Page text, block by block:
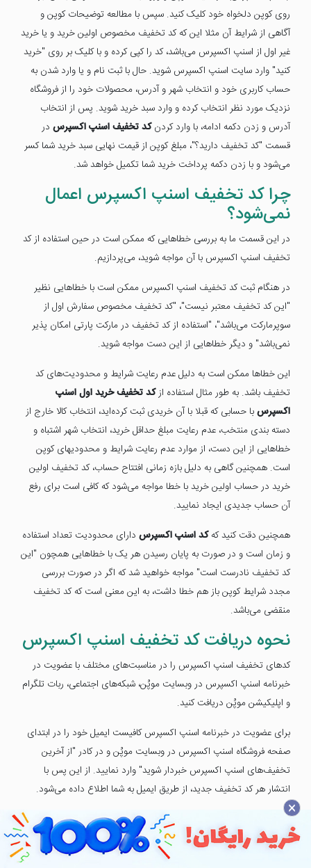
روی کوپن دلخواه خود کلیک کنید. سپس با مطالعه توضیحات کوپن و
آگاهی از شرایط آن مثلا این که کد تخفیف مخصوص اولین خرید و یا خرید
غیر اول از اسنپ اکسپرس می‌باشد، کد را کپی کرده و با کلیک بر روی "خرید
کنید" وارد سایت اسنپ اکسپرس شوید. حال با ثبت نام و یا وارد شدن به
حساب کاربری خود و انتخاب شهر و آدرس، محصولات خود را از فروشگاه
نزدیک مورد نظر انتخاب کرده و وارد سبد خرید شوید. پس از انتخاب
آدرس و زدن دکمه ادامه، با وارد کردنکد تخفیف اسنپ اکسپرس در
قسمت "کد تخفیف دارید؟"، مبلغ کوپن از قیمت نهایی سبد خرید شما کسر
می‌شود و با زدن دکمه پرداخت خرید شما تکمیل خواهد شد.
چرا کد تخفیف اسنپ اکسپرس اعمال
نمی‌شود؟
در این قسمت ما به بررسی خطاهایی که ممکن است در حین استفاده از کد
تخفیف اسنپ اکسپرس با آن مواجه شوید، می‌پردازیم.
در هنگام ثبت کد تخفیف اسنپ اکسپرس ممکن است با خطاهایی نظیر
"این کد تخفیف معتبر نیست"، "کد تخفیف مخصوص سفارش اول از
سوپرمارکت می‌باشد"، "استفاده از کد تخفیف در مارکت پارتی امکان پذیر
نمی‌باشد" و دیگر خطاهایی از این دست مواجه شوید.
این خطاها ممکن است به دلیل عدم رعایت شرایط و محدودیت‌های کد
تخفیف باشد. به طور مثال استفاده ازکد تخفیف خرید اول اسنپ
اکسپرسبا حسابی که قبلا با آن خریدی ثبت کرده‌اید، انتخاب کالا خارج از
دسته بندی منتخب، عدم رعایت مبلغ حداقل خرید، انتخاب شهر اشتباه و
خطاهایی از این دست، از موارد عدم رعایت شرایط و محدودیهای کوپن
است. همچنین گاهی به دلیل بازه زمانی افتتاح حساب، کد تخفیف اولین
خرید در حساب اولین خرید با خطا مواجه می‌شود که کافی است برای رفع
آن حساب جدیدی ایجاد نمایید.
همچنین دقت کنید کهکد اسنپ اکسپرس دارای محدودیت تعداد استفاده
و زمان است و در صورت به پایان رسیدن هر یک با خطاهایی همچون "این
کد تخفیف نادرست است" مواجه خواهید شد که اگر در صورت بررسی
مجدد شرایط کوپن باز هم خطا داشت، به این معنی است که کد تخفیف
منقضی می‌باشد.
نحوه دریافت کد تخفیف اسنپ اکسپرس
کدهای تخفیف اسنپ اکسپرس را در مناسبت‌های مختلف با عضویت در
خبرنامه اسنپ اکسپرس در وبسایت موپُن، شبکه‌های اجتماعی، ربات تلگرام
و اپلیکیشن موپُن دریافت کنید.
برای عضویت در خبرنامه اسنپ اکسپرس کافیست ایمیل خود را در ابتدای
صفحه فروشگاه اسنپ اکسپرس در وبسایت موپُن و در کادر "از آخرین
تخفیف‌های اسنپ اکسپرس خبردار شوید" وارد نمایید. از این پس با
انتشار هر کد تخفیف جدید، از طریق ایمیل به شما اطلاع داده می‌شود.
روش دیگر برای دریافت کد تخفیف اسنپ اکسپرس عضویت در ربات
تلگرام موپُن به نشانی @mopon_ir_bot است که می‌توانید در آن با
استفاده از گزینه علاقه‌مندی‌ها، اسنپ اکسپرس را به لیست فروشگاه‌های
×